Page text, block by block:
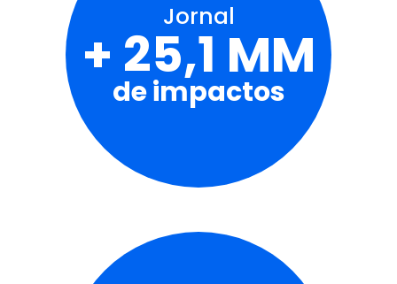
Jornal
+ 25,1 MM
de impactos